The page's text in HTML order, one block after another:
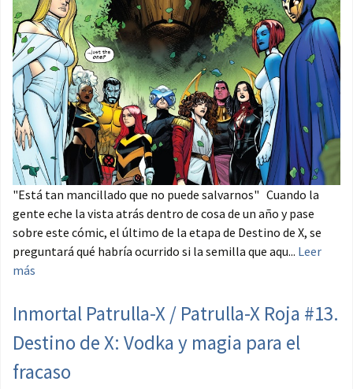
"Está tan mancillado que no puede salvarnos" Cuando la
gente eche la vista atrás dentro de cosa de un año y pase
sobre este cómic, el último de la etapa de Destino de X, se
preguntará qué habría ocurrido si la semilla que aqu... Leer
más
Inmortal Patrulla-X / Patrulla-X Roja #13.
Destino de X: Vodka y magia para el
fracaso